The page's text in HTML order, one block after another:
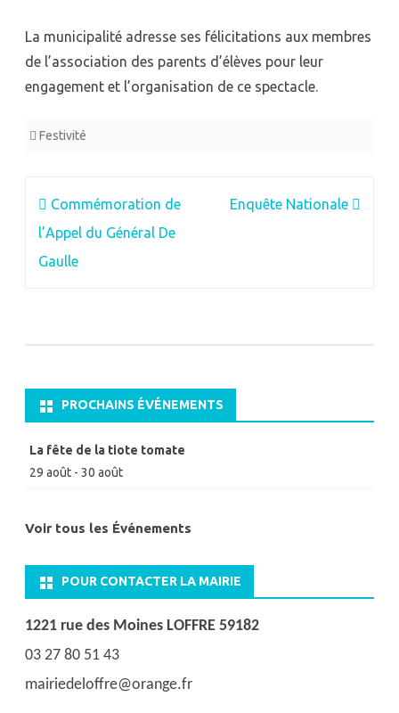
La municipalité adresse ses félicitations aux membres
de l’association des parents d’élèves pour leur
engagement et l’organisation de ce spectacle.
Festivité
Navigation
de
l’article
Commémoration de
l’Appel du Général De
Gaulle
Enquête Nationale
PROCHAINS ÉVÉNEMENTS
La fête de la tiote tomate
29 août - 30 août
Voir tous les Événements
POUR CONTACTER LA MAIRIE
1221 rue des Moines LOFFRE 59182
03 27 80 51 43
mairiedeloffre@orange.fr